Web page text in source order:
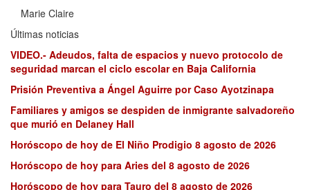
Marie Claire
Últimas noticias
VIDEO.- Adeudos, falta de espacios y nuevo protocolo de
seguridad marcan el ciclo escolar en Baja California
Prisión Preventiva a Ángel Aguirre por Caso Ayotzinapa
Familiares y amigos se despiden de inmigrante salvadoreño
que murió en Delaney Hall
Horóscopo de hoy de El Niño Prodigio 8 agosto de 2026
Horóscopo de hoy para Aries del 8 agosto de 2026
Horóscopo de hoy para Tauro del 8 agosto de 2026